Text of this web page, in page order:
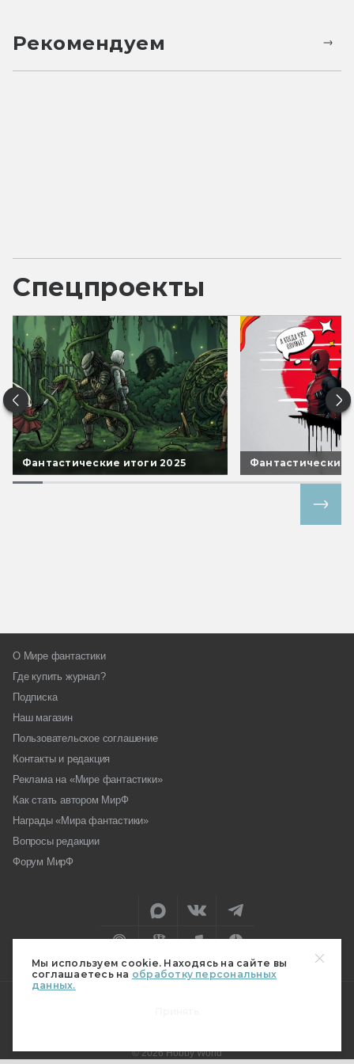
Мы используем cookie. Находясь на сайте вы
соглашаетесь на обработку персональных
данных.
Рекомендуем
Спецпроекты
Фантастические итоги 2025 Фантастические
О Мире фантастики
Где купить журнал?
Подписка
Наш магазин
Пользовательское соглашение
Контакты и редакция
Реклама на «Мире фантастики»
Как стать автором МирФ
Награды «Мира фантастики»
Вопросы редакции
Форум МирФ
© 2026 Hobby World